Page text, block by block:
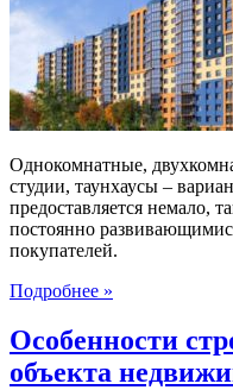
в
Однокомнатные,
студии, таунхаусы –
предоставляется немало,
постоянно
покупателей.
Подробнее »
Особенности
объекта